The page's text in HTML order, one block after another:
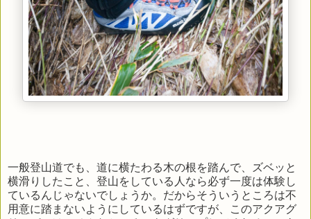
一般登山道でも、道に横たわる木の根を踏んで、ズベッと
横滑りしたこと、登山をしている人なら必ず一度は体験し
ているんじゃないでしょうか。だからそういうところは不
用意に踏まないようにしているはずですが、このアクアグ